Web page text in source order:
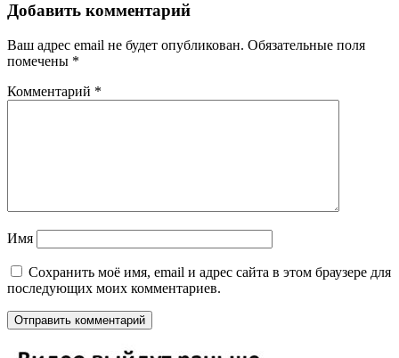
Добавить комментарий
Ваш адрес email не будет опубликован. Обязательные поля
помечены *
Комментарий *
Имя
Сохранить моё имя, email и адрес сайта в этом браузере для
последующих моих комментариев.